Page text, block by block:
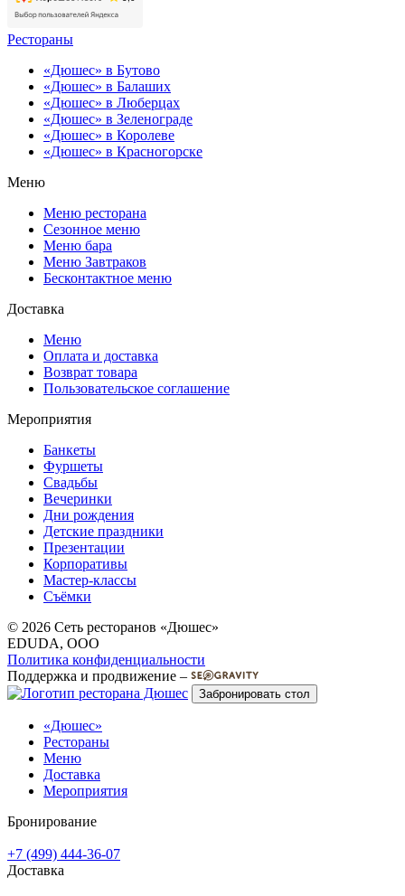
Рестораны
«Дюшес» в Бутово
«Дюшес» в Балаших
«Дюшес» в Люберцах
«Дюшес» в Зеленограде
«Дюшес» в Королеве
«Дюшес» в Красногорске
Меню
Меню ресторана
Сезонное меню
Меню бара
Меню Завтраков
Бесконтактное меню
Доставка
Меню
Оплата и доставка
Возврат товара
Пользовательское соглашение
Мероприятия
Банкеты
Фуршеты
Свадьбы
Вечеринки
Дни рождения
Детские праздники
Презентации
Корпоративы
Мастер-классы
Съёмки
© 2026 Сеть ресторанов «Дюшес»
EDUDA, OOO
Политика конфиденциальности
Поддержка и продвижение –
Забронировать стол
«Дюшес»
Рестораны
Меню
Доставка
Мероприятия
Бронирование
+7 (499) 444-36-07
Доставка